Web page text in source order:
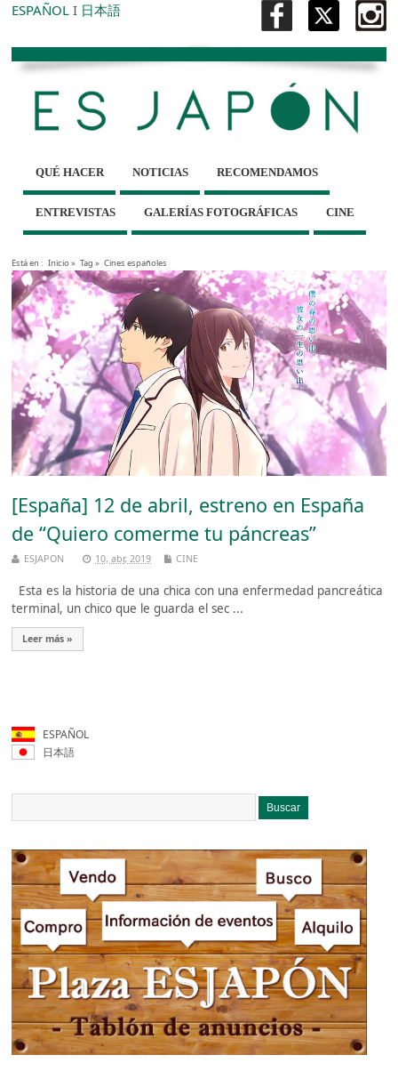
ESPAÑOL I 日本語
QUÉ HACER NOTICIAS RECOMENDAMOS
ENTREVISTAS GALERÍAS FOTOGRÁFICAS CINE
Está en : Inicio» Tag » Cines españoles
[España] 12 de abril, estreno en España
de “Quiero comerme tu páncreas”
ESJAPON 10, abr, 2019 CINE
Esta es la historia de una chica con una enfermedad pancreática
terminal, un chico que le guarda el sec ...
Leer más »
ESPAÑOL
日本語